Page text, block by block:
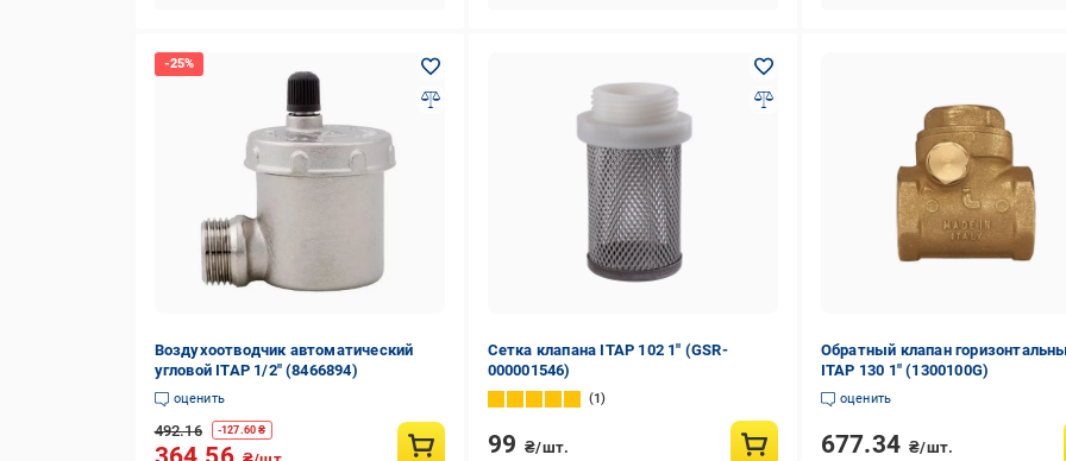
Воздухоотводчик автоматический
угловой ITAP 1/2" (8466894)
оценить
492.16 -127.60 ₴
Сетка клапана ITAP 102 1" (GSR-
000001546)
1
99 ₴/шт.
Обратный клапан
ITAP 130 1" (1300100G)
оценить
677.34 ₴/шт.